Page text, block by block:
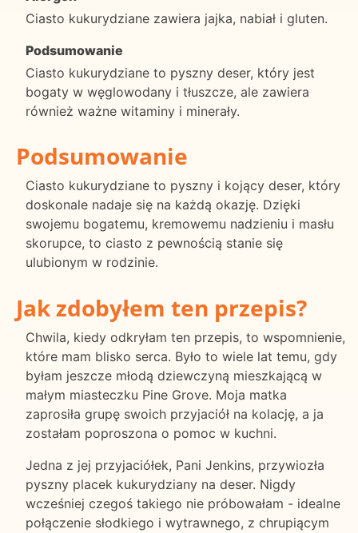
Ciasto kukurydziane zawiera jajka, nabiał i gluten.
Podsumowanie
Ciasto kukurydziane to pyszny deser, który jest
bogaty w węglowodany i tłuszcze, ale zawiera
również ważne witaminy i minerały.
Podsumowanie
Ciasto kukurydziane to pyszny i kojący deser, który
doskonale nadaje się na każdą okazję. Dzięki
swojemu bogatemu, kremowemu nadzieniu i masłu
skorupce, to ciasto z pewnością stanie się
ulubionym w rodzinie.
Jak zdobyłem ten przepis?
Chwila, kiedy odkryłam ten przepis, to wspomnienie,
które mam blisko serca. Było to wiele lat temu, gdy
byłam jeszcze młodą dziewczyną mieszkającą w
małym miasteczku Pine Grove. Moja matka
zaprosiła grupę swoich przyjaciół na kolację, a ja
zostałam poproszona o pomoc w kuchni.
Jedna z jej przyjaciółek, Pani Jenkins, przywiozła
pyszny placek kukurydziany na deser. Nigdy
wcześniej czegoś takiego nie próbowałam - idealne
połączenie słodkiego i wytrawnego, z chrupiącym